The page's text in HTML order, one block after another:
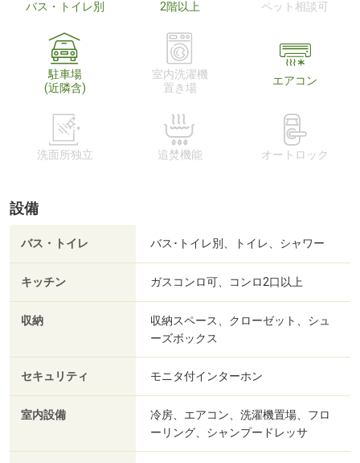
バス・トイレ別 2階以上 ペット相談可
駐車場
(近隣含)
室内洗濯機
置き場
エアコン
洗面所独立 追焚機能 オートロック
設備
バス・トイレ バス･トイレ別、トイレ、シャワー
キッチン ガスコンロ可、コンロ2口以上
収納
収納スペース、クローゼット、シュ
ーズボックス
セキュリティ モニタ付インターホン
室内設備
冷房、エアコン、洗濯機置場、フロ
ーリング、シャンプードレッサ